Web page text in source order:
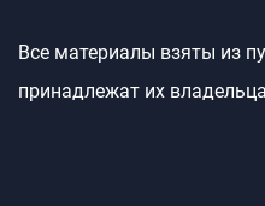
Все материалы взяты из
принадлежат их